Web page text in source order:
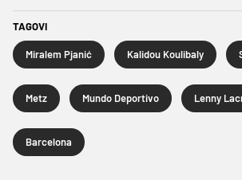
TAGOVI
Miralem Pjanić Kalidou Koulibaly
Metz Mundo Deportivo Lenny
Barcelona